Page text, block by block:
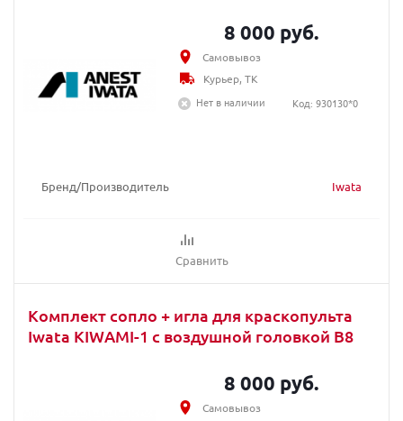
Бренд/Производитель Iwata
Сравнить
8 000 руб.
Самовывоз
Курьер, ТК
Нет в наличии
Код: 930130*0
Комплект сопло + игла для краскопультa
Iwata KIWAMI-1 с воздушной головкой B8
8 000 руб.
Самовывоз